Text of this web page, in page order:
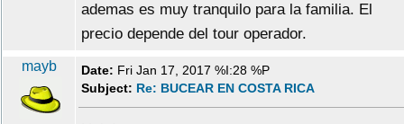
ademas es muy tranquilo para la familia. El
precio depende del tour operador.
mayb Date: Fri Jan 17, 2017 %I:28 %P
Subject: Re: BUCEAR EN COSTA RICA